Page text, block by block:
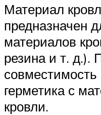
Материал
предназначен
материалов
резина и т. д.).
герметика с
кровли.